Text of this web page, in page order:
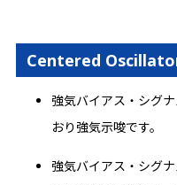
Centered
強気バイアス・シグ
おり強気示唆です。
強気バイアス・シグ